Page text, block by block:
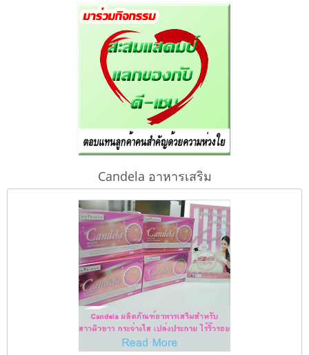
Candela อาหารเสริม